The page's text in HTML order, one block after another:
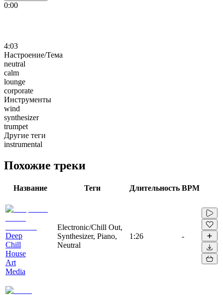
0:00
4:03
Настроение/Тема
neutral
calm
lounge
corporate
Инструменты
wind
synthesizer
trumpet
Другие теги
instrumental
Похожие треки
Название Теги Длительность BPM
Deep
Chill
House
Art
Media
Electronic/Chill Out,
Synthesizer, Piano,
Neutral
1:26 -